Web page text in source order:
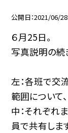
公開日 2021/06/28
６月25日。
写真説明の続
左：各班で交
範囲について
中：それぞれ
員で共有しま